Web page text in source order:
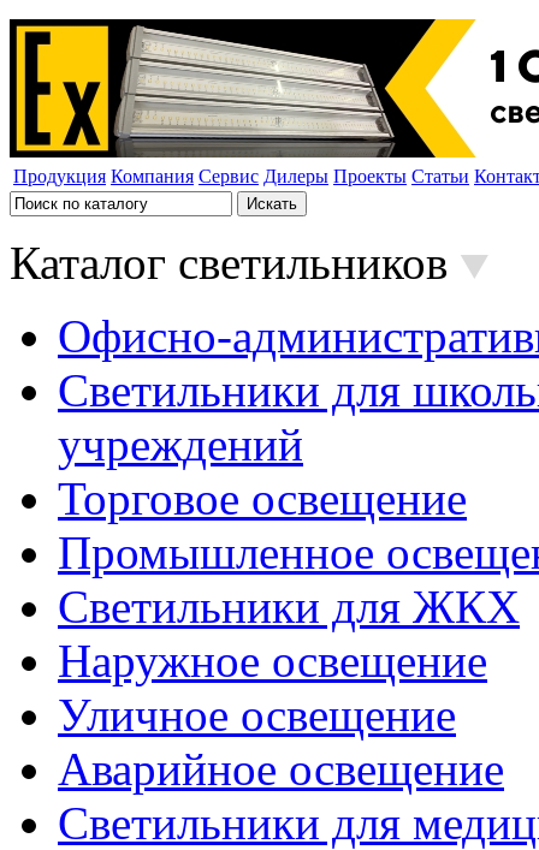
Продукция Компания Сервис Дилеры Проекты Статьи
Каталог светильников
Офисно-
Светильники для
учреждений
Торговое освещение
Промышленное
Светильники для ЖКХ
Наружное освещение
Уличное освещение
Аварийное освещение
Светильники для